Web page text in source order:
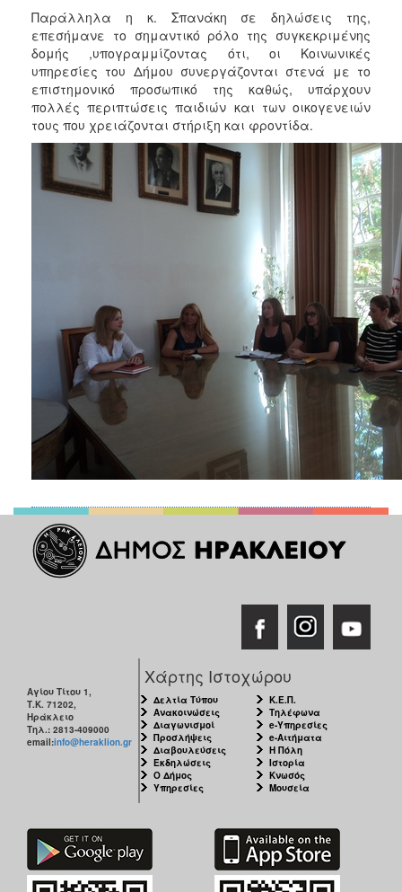
ΠΟΛΙΤΙΣΜΟΣ
ΑΝΘΕΚΤΙΚΗ
ΠΟΛΗ
Παράλληλα η κ. Σπανάκη σε δηλώσεις της,
επεσήμανε το σημαντικό ρόλο της συγκεκριμένης
δομής ,υπογραμμίζοντας ότι, οι Κοινωνικές
υπηρεσίες του Δήμου συνεργάζονται στενά με το
επιστημονικό προσωπικό της καθώς, υπάρχουν
πολλές περιπτώσεις παιδιών και των οικογενειών
τους που χρειάζονται στήριξη και φροντίδα.
Αγίου Τίτου 1,
Τ.Κ. 71202,
Ηράκλειο
Τηλ.: 2813-409000
email:info@heraklion.gr
Χάρτης Ιστοχώρου
Δελτία Τύπου
Ανακοινώσεις
Διαγωνισμοί
Προσλήψεις
Διαβουλεύσεις
Εκδηλώσεις
Ο Δήμος
Υπηρεσίες
Κ.Ε.Π.
Τηλέφωνα
e-Υπηρεσίες
e-Αιτήματα
Η Πόλη
Ιστορία
Κνωσός
Μουσεία